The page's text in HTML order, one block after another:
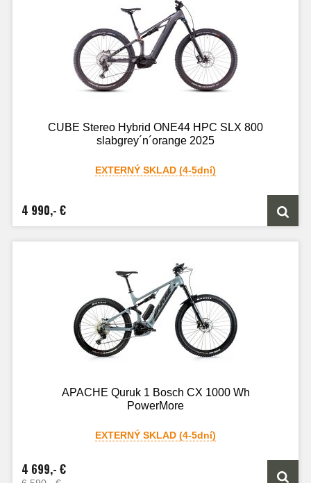
CUBE Stereo Hybrid ONE44 HPC SLX 800
slabgrey´n´orange 2025
EXTERNÝ SKLAD (4-5dní)
4 990,- €
APACHE Quruk 1 Bosch CX 1000 Wh
PowerMore
EXTERNÝ SKLAD (4-5dní)
4 699,- €